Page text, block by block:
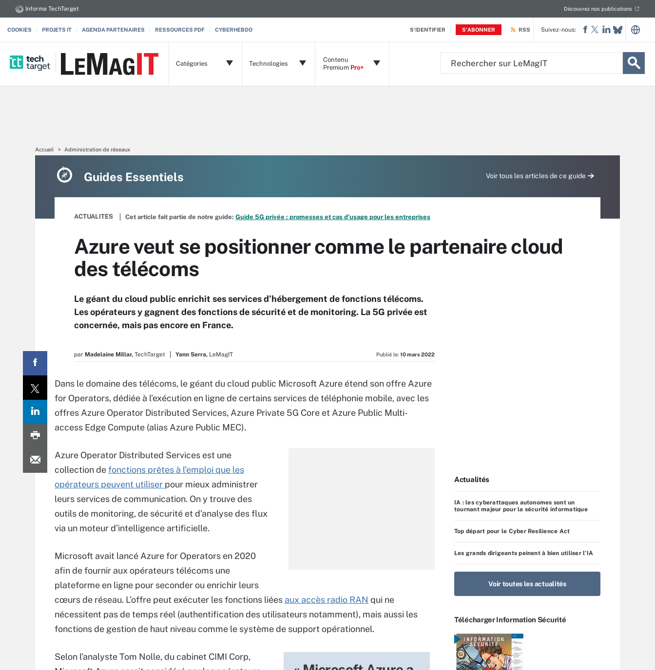
S'IDENTIFIER S'ABONNER
Informa TechTarget Découvrez nos publications
COOKIES PROJETS IT AGENDA PARTENAIRES RESSOURCES PDF CYBERHEBDO RSS
Catégories Technologies
Contenu
Premium Pro+
Suivez-nous:
Accueil Administration de réseaux
Guides Essentiels Voir tous les articles de ce guide
ACTUALITES Cet article fait partie de notre guide: Guide 5G privée : promesses et cas d’usage pour les entreprises
Azure veut se positionner comme le partenaire cloud
des télécoms
Le géant du cloud public enrichit ses services d’hébergement de fonctions télécoms.
Les opérateurs y gagnent des fonctions de sécurité et de monitoring. La 5G privée est
concernée, mais pas encore en France.
par Madelaine Millar, TechTarget Yann Serra, LeMagIT Publié le: 10 mars 2022
Dans le domaine des télécoms, le géant du cloud public Microsoft Azure étend son offre Azure
for Operators, dédiée à l’exécution en ligne de certains services de téléphonie mobile, avec les
offres Azure Operator Distributed Services, Azure Private 5G Core et Azure Public Multi-
access Edge Compute (alias Azure Public MEC).
Azure Operator Distributed Services est une
collection defonctions prêtes à l’emploi que les
opérateurs peuvent utiliser pour mieux administrer
leurs services de communication. On y trouve des
outils de monitoring, de sécurité et d’analyse des flux
via un moteur d’intelligence artificielle.
Microsoft avait lancé Azure for Operators en 2020
afin de fournir aux opérateurs télécoms une
plateforme en ligne pour seconder ou enrichir leurs
cœurs de réseau. L’offre peut exécuter les fonctions liées aux accès radio RAN qui ne
nécessitent pas de temps réel (authentification des utilisateurs notamment), mais aussi les
fonctions de gestion de haut niveau comme le système de support opérationnel.
Selon l’analyste Tom Nolle, du cabinet CIMI Corp,
Actualités
IA : les cyberattaques autonomes sont un
tournant majeur pour la sécurité informatique
Top départ pour le Cyber Resilience Act
Les grands dirigeants peinent à bien utiliser l’IA
Voir toutes les actualités
Télécharger Information Sécurité